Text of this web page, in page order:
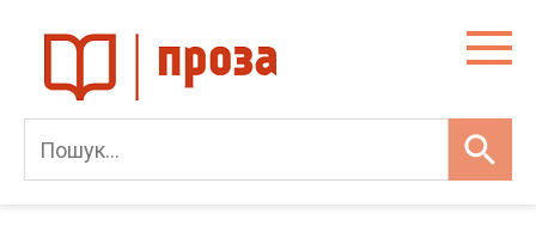
content